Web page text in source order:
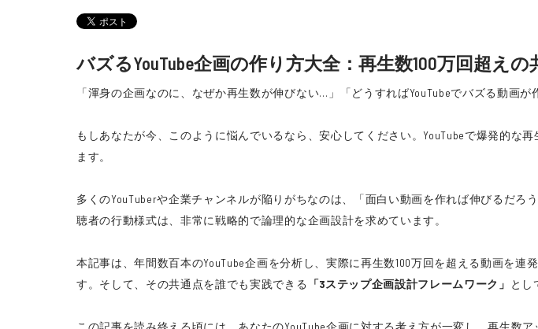
バズるYouTube企画の作り方大全：再生数100万回超え
「渾身の企画なのに、なぜか再生数が伸びない…」「どうすればYouTubeでバズる動画が
もしあなたが今、このように悩んでいるなら、安心してください。YouTubeで爆発的な
ます。
多くのYouTuberや企業チャンネルが陥りがちなのは、「面白い動画を作れば伸びるだ
聴者の行動様式は、非常に戦略的で論理的な企画設計を求めています。
本記事は、年間数百本のYouTube企画を分析し、実際に再生数100万回を超える動画を連
す。そして、その共通点を誰でも実践できる
「3ステップ企画設計フレームワーク」 とし
この記事を読み終える頃には、あなたのYouTube企画に対する考え方が一変し、再生